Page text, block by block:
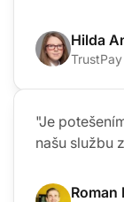
Hilda
TrustPay
"Je
našu službu
Roman